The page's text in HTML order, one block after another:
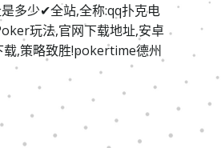
多少✔全站,全称:qq扑克电
玩法,官网下载地址,安卓
载,策略致胜!pokertime德州